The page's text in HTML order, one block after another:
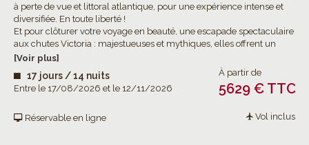
à perte de vue et littoral atlantique, pour une expérience intense et
diversifiée. En toute liberté !
Et pour clôturer votre voyage en beauté, une escapade spectaculaire
aux chutes Victoria : majestueuses et mythiques, elles offrent un
concentré d’eaux tumultueuses, d’arcs-en-ciel et de nuages de
[Voir plus]
17 jours / 14 nuits
Entre le 17/08/2026 et le 12/11/2026
À partir de
5629 € TTC
Réservable en ligne Vol inclus